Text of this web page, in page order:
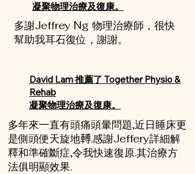
凝聚物理治療及復康。
多謝Jeffrey Ng 物理治療師，很快
幫助我耳石復位，謝謝。
David Lam 推薦了 Together Physio &
Rehab
凝聚物理治療及復康。
多年來一直有頭痛頭暈問題,近日睡床更
是側頭便天旋地𨍭.感謝Jeffery詳細解
釋和準確斷症,令我快速復原.其治療方
法俱明顯效果.